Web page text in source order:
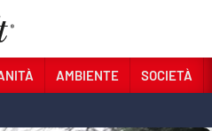
AMBIENTE SOCIETÀ